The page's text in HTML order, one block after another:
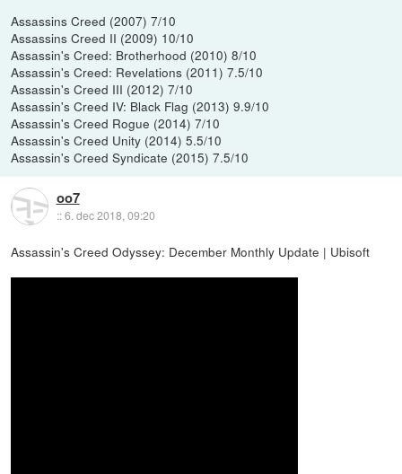
Assassins Creed (2007) 7/10
Assassins Creed II (2009) 10/10
Assassin's Creed: Brotherhood (2010) 8/10
Assassin's Creed: Revelations (2011) 7.5/10
Assassin's Creed III (2012) 7/10
Assassin's Creed IV: Black Flag (2013) 9.9/10
Assassin's Creed Rogue (2014) 7/10
Assassin's Creed Unity (2014) 5.5/10
Assassin's Creed Syndicate (2015) 7.5/10
oo7
::6. dec 2018, 09:20
Assassin's Creed Odyssey: December Monthly Update | Ubisoft